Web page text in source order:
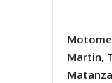
Martin,
Matanza